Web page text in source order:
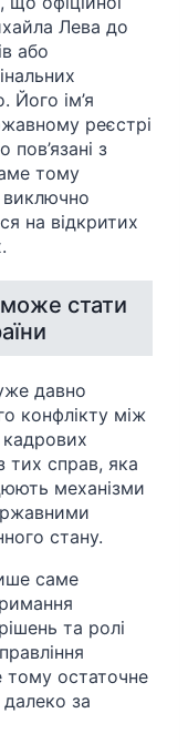
Лева до
або
Його ім’я
реєстрі
пов’язані з
тому
виключно
на відкритих
стати
давно
конфлікту між
тих справ, яка
механізми
стану.
саме
та ролі
тому остаточне
за